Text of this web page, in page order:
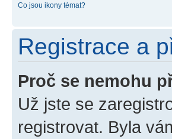
Co jsou ikony témat?
Registrace a
Proč se nemohu
Už jste se
registrovat. Byla